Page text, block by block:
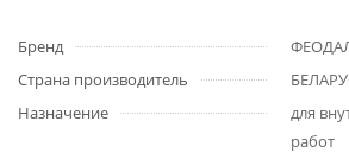
Бренд
Страна производитель
Назначение
для
работ